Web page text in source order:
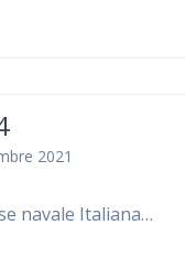
2021
navale Italiana…